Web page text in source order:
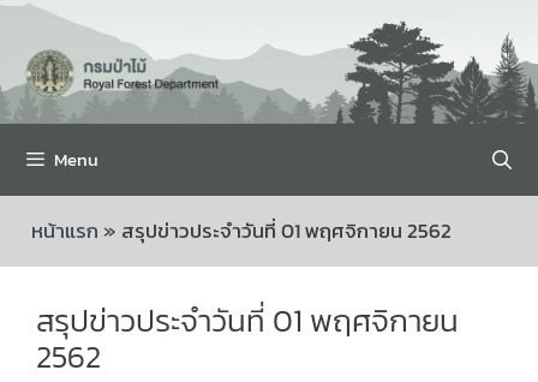
Menu
หน้าแรก » สรุปข่าวประจำวันที่ 01 พฤศจิกายน 2562
สรุปข่าวประจำวันที่ 01 พฤศจิกายน
2562